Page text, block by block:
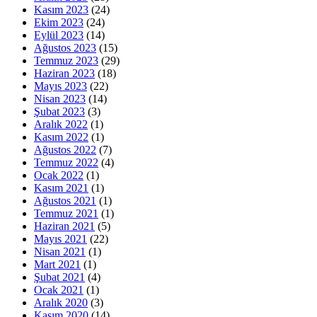
Kasım 2023 (24)
Ekim 2023 (24)
Eylül 2023 (14)
Ağustos 2023 (15)
Temmuz 2023 (29)
Haziran 2023 (18)
Mayıs 2023 (22)
Nisan 2023 (14)
Şubat 2023 (3)
Aralık 2022 (1)
Kasım 2022 (1)
Ağustos 2022 (7)
Temmuz 2022 (4)
Ocak 2022 (1)
Kasım 2021 (1)
Ağustos 2021 (1)
Temmuz 2021 (1)
Haziran 2021 (5)
Mayıs 2021 (22)
Nisan 2021 (1)
Mart 2021 (1)
Şubat 2021 (4)
Ocak 2021 (1)
Aralık 2020 (3)